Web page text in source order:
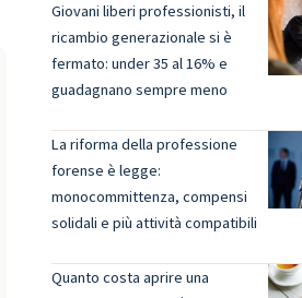
Giovani liberi professionisti, il
ricambio generazionale si è
fermato: under 35 al 16% e
guadagnano sempre meno
La riforma della professione
forense è legge:
monocommittenza, compensi
solidali e più attività compatibili
Quanto costa aprire una